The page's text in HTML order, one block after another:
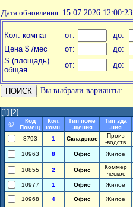
Дата обновления: 15.07.2026 12:00:23
Кол. комнат от:
до:
Цена $ /мес
от:
до:
S (площадь)
общая
от: до:
Вы выбрали варианты:
[1] [2]
@
Код
Помещ.
Кол.
комн.
Тип поме
-щения
Тип зда
-ния
8793 1 Складское
Произ
-водств
10963 8 Офис Жилое
10855 2 Офис
Коммер
-ческое
10977 1 Офис Жилое
10968 4 Офис Жилое